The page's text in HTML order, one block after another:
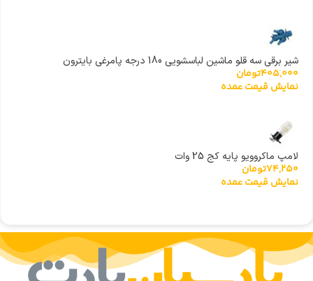
شیر برقی سه قلو ماشین لباسشویی 180 درجه پامرغی بایترون
405,000تومان
نمایش قیمت عمده
لامپ ماکروویو پایه کج 25 وات
74,250تومان
نمایش قیمت عمده